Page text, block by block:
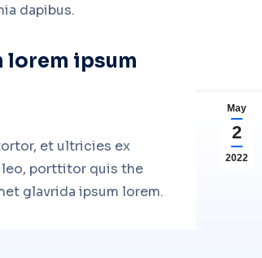
dapibus.
May
2
2022
lorem ipsum
et ultricies ex
leo, porttitor quis the
glavrida ipsum lorem.